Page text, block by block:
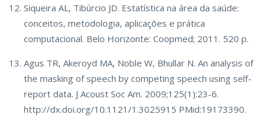
Siqueira AL, Tibúrcio JD. Estatística na área da saúde:
conceitos, metodologia, aplicações e prática
computacional. Belo Horizonte: Coopmed; 2011. 520 p.
Agus TR, Akeroyd MA, Noble W, Bhullar N. An analysis of
the masking of speech by competing speech using self-
report data. J Acoust Soc Am. 2009;125(1):23-6.
http://dx.doi.org/10.1121/1.3025915 PMid:19173390.